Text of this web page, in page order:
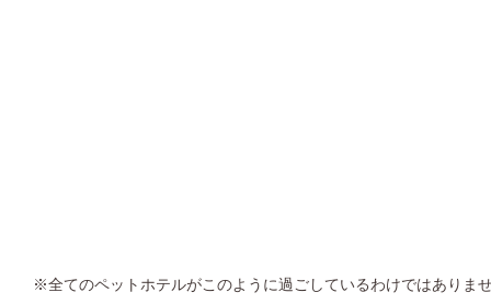
※全てのペットホテルがこのように過ごしているわけではありま